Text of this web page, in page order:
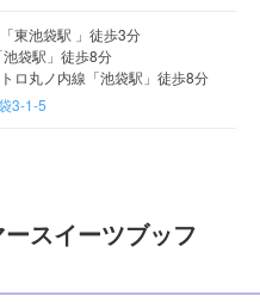
東池袋駅 」徒歩3分
袋駅」徒歩8分
ロ丸ノ内線「池袋駅」徒歩8分
3-1-5
スイーツブッフ